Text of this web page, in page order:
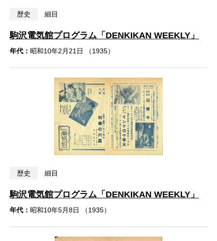
歴史 細目
駒沢電気館プログラム「DENKIKAN WEEKLY」
年代： 昭和10年2月21日 （1935）
歴史 細目
駒沢電気館プログラム「DENKIKAN WEEKLY」
年代： 昭和10年5月8日 （1935）